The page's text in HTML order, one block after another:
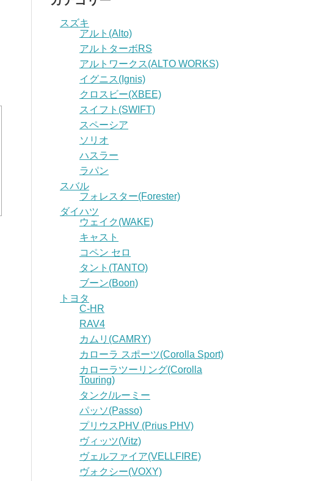
スズキ
アルト(Alto)
アルトターボRS
アルトワークス(ALTO WORKS)
イグニス(Ignis)
クロスビー(XBEE)
スイフト(SWIFT)
スペーシア
ソリオ
ハスラー
ラパン
スバル
フォレスター(Forester)
ダイハツ
ウェイク(WAKE)
キャスト
コペン セロ
タント(TANTO)
ブーン(Boon)
トヨタ
C-HR
RAV4
カムリ(CAMRY)
カローラ スポーツ(Corolla Sport)
カローラツーリング(Corolla
Touring)
タンク/ルーミー
パッソ(Passo)
プリウスPHV (Prius PHV)
ヴィッツ(Vitz)
ヴェルファイア(VELLFIRE)
ヴォクシー(VOXY)